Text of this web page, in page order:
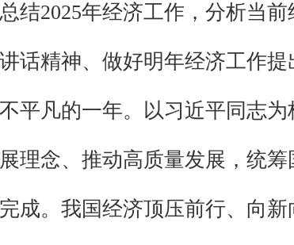
结2025年经济工作，分析当
话精神、做好明年经济工作提
平凡的一年。以习近平同志
理念、推动高质量发展，统
成。我国经济顶压前行、向